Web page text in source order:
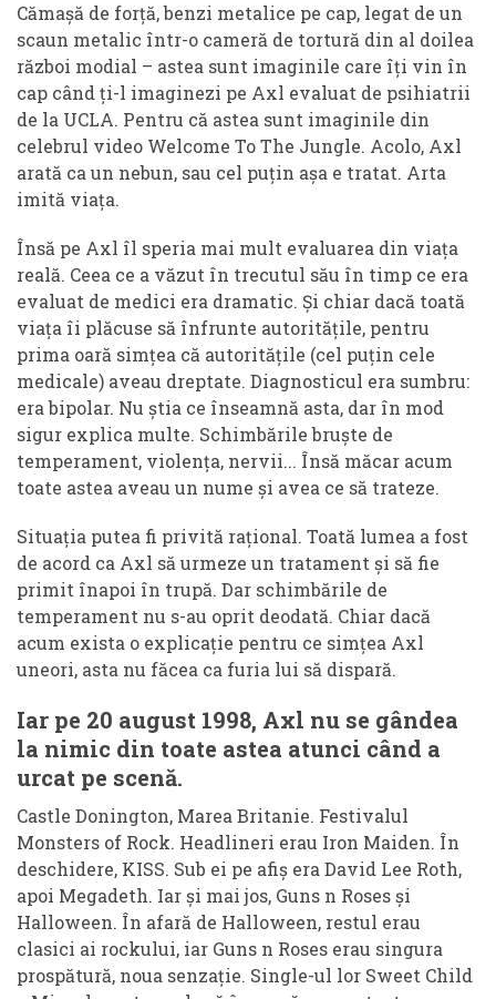
Cămașă de forță, benzi metalice pe cap, legat de un
scaun metalic într-o cameră de tortură din al doilea
război modial – astea sunt imaginile care îți vin în
cap când ți-l imaginezi pe Axl evaluat de psihiatrii
de la UCLA. Pentru că astea sunt imaginile din
celebrul video Welcome To The Jungle. Acolo, Axl
arată ca un nebun, sau cel puțin așa e tratat. Arta
imită viața.
Însă pe Axl îl speria mai mult evaluarea din viața
reală. Ceea ce a văzut în trecutul său în timp ce era
evaluat de medici era dramatic. Și chiar dacă toată
viața îi plăcuse să înfrunte autoritățile, pentru
prima oară simțea că autoritățile (cel puțin cele
medicale) aveau dreptate. Diagnosticul era sumbru:
era bipolar. Nu știa ce înseamnă asta, dar în mod
sigur explica multe. Schimbările bruște de
temperament, violența, nervii... Însă măcar acum
toate astea aveau un nume și avea ce să trateze.
Situația putea fi privită rațional. Toată lumea a fost
de acord ca Axl să urmeze un tratament și să fie
primit înapoi în trupă. Dar schimbările de
temperament nu s-au oprit deodată. Chiar dacă
acum exista o explicație pentru ce simțea Axl
uneori, asta nu făcea ca furia lui să dispară.
Iar pe 20 august 1998, Axl nu se gândea
la nimic din toate astea atunci când a
urcat pe scenă.
Castle Donington, Marea Britanie. Festivalul
Monsters of Rock. Headlineri erau Iron Maiden. În
deschidere, KISS. Sub ei pe afiș era David Lee Roth,
apoi Megadeth. Iar și mai jos, Guns n Roses și
Halloween. În afară de Halloween, restul erau
clasici ai rockului, iar Guns n Roses erau singura
prospătură, noua senzație. Single-ul lor Sweet Child